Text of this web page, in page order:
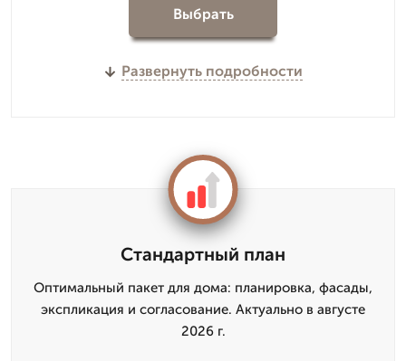
Выбрать
Развернуть подробности
Стандартный план
Оптимальный пакет для дома: планировка, фасады,
экспликация и согласование. Актуально в августе
2026 г.